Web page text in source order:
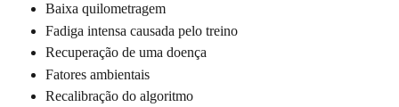
Baixa quilometragem
Fadiga intensa causada pelo treino
Recuperação de uma doença
Fatores ambientais
Recalibração do algoritmo